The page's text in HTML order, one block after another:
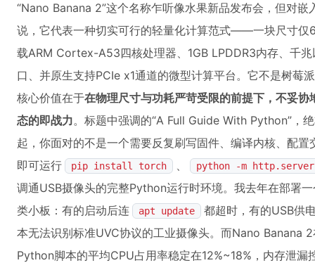
“Nano Banana 2”这个名称乍听像水果新品发布会，但对
说，它代表一种切实可行的轻量化计算范式——一块尺寸
载ARM Cortex-A53四核处理器、1GB LPDDR3内存、千
口、并原生支持PCIe x1通道的微型计算平台。它不是树莓
核心价值在于在物理尺寸与功耗严苛受限的前提下，不妥
态的即战力。标题中强调的“A Full Guide With Python”
起，你面对的不是一个需要反复刷写固件、编译内核、配置
即可运行
pip install torch 、 python -m http.server
调通USB摄像头的完整Python运行时环境。我去年在部署
类小板：有的启动后连
apt update
都超时，有的USB供
本无法识别标准UVC协议的工业摄像头。而Nano Banana
Python脚本的平均CPU占用率稳定在12%~18%，内存泄漏